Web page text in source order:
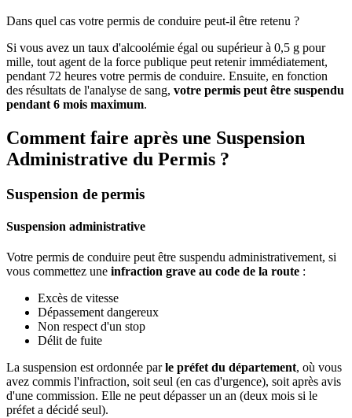
Dans quel cas votre permis de conduire peut-il être retenu ?
Si vous avez un taux d'alcoolémie égal ou supérieur à 0,5 g pour
mille, tout agent de la force publique peut retenir immédiatement,
pendant 72 heures votre permis de conduire. Ensuite, en fonction
des résultats de l'analyse de sang, votre permis peut être suspendu
pendant 6 mois maximum.
Comment faire après une Suspension
Administrative du Permis ?
Suspension de permis
Suspension administrative
Votre permis de conduire peut être suspendu administrativement, si
vous commettez une infraction grave au code de la route :
Excès de vitesse
Dépassement dangereux
Non respect d'un stop
Délit de fuite
La suspension est ordonnée parle préfet du département, où vous
avez commis l'infraction, soit seul (en cas d'urgence), soit après avis
d'une commission. Elle ne peut dépasser un an (deux mois si le
préfet a décidé seul).